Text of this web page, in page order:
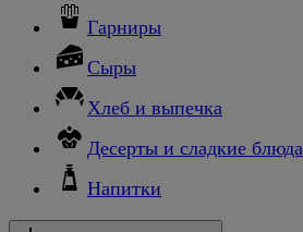
Гарниры
Сыры
Хлеб и выпечка
Десерты и сладкие блюда
Напитки